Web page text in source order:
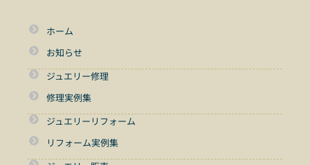
ホーム
お知らせ
ジュエリー修理
修理実例集
ジュエリーリフォーム
リフォーム実例集